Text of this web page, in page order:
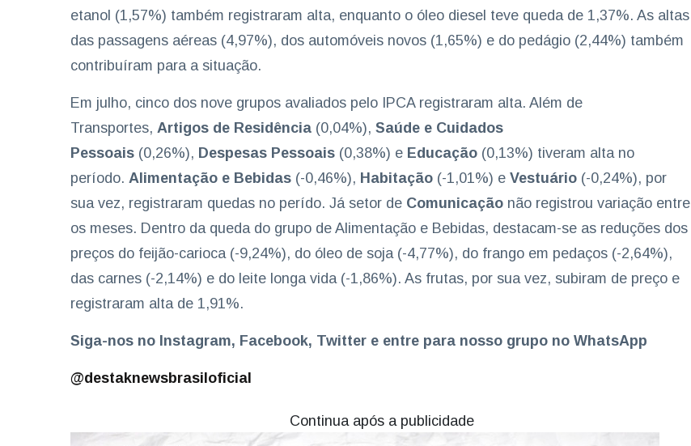
etanol (1,57%) também registraram alta, enquanto o óleo diesel teve queda de 1,37%. As altas
das passagens aéreas (4,97%), dos automóveis novos (1,65%) e do pedágio (2,44%) também
contribuíram para a situação.
Em julho, cinco dos nove grupos avaliados pelo IPCA registraram alta. Além de
Transportes, Artigos de Residência (0,04%), Saúde e Cuidados
Pessoais (0,26%), Despesas Pessoais (0,38%) e Educação (0,13%) tiveram alta no
período. Alimentação e Bebidas (-0,46%), Habitação (-1,01%) e Vestuário (-0,24%), por
sua vez, registraram quedas no perído. Já setor de Comunicação não registrou variação entre
os meses. Dentro da queda do grupo de Alimentação e Bebidas, destacam-se as reduções dos
preços do feijão-carioca (-9,24%), do óleo de soja (-4,77%), do frango em pedaços (-2,64%),
das carnes (-2,14%) e do leite longa vida (-1,86%). As frutas, por sua vez, subiram de preço e
registraram alta de 1,91%.
Siga-nos no Instagram, Facebook, Twitter e entre para nosso grupo no WhatsApp
@destaknewsbrasiloficial
Continua após a publicidade